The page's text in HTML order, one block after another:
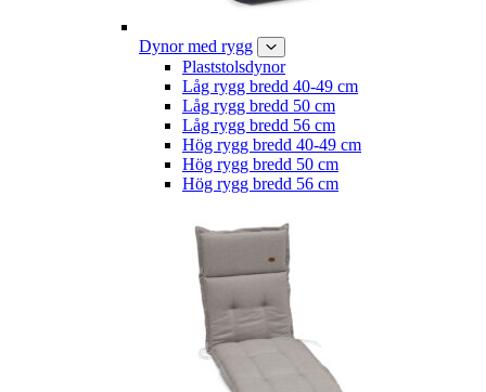
Dynor med rygg
Plaststolsdynor
Låg rygg bredd 40-49 cm
Låg rygg bredd 50 cm
Låg rygg bredd 56 cm
Hög rygg bredd 40-49 cm
Hög rygg bredd 50 cm
Hög rygg bredd 56 cm